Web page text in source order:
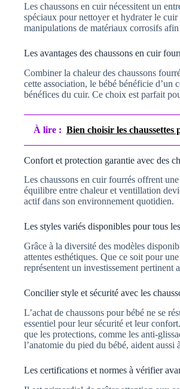
Les chaussons en cuir nécessitent un
spéciaux pour nettoyer et hydrater le
manipulations de matériaux corrosifs
Les avantages des chaussons en cuir
Combiner la chaleur des chaussons
cette association, le bébé bénéficie d’un
bénéfices du cuir. Ce choix est parfait
À lire : Bien choisir les
Confort et protection garantie avec des
Les chaussons en cuir fourrés offrent
équilibre entre chaleur et ventillation
actif dans son environnement quotidien.
Les styles variés disponibles pour tous
Grâce à la diversité des modèles
attentes esthétiques. Que ce soit pour
représentent un investissement pertinent
Concilier style et sécurité avec les
L’achat de chaussons pour bébé ne se
essentiel pour leur sécurité et leur
que les protections, comme les anti-
l’anatomie du pied du bébé, aident aussi
Les certifications et normes à vérifier